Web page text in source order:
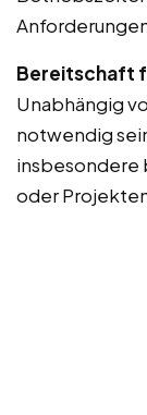
Bereitschaft
Unabhängig
notwendig
insbesondere
oder